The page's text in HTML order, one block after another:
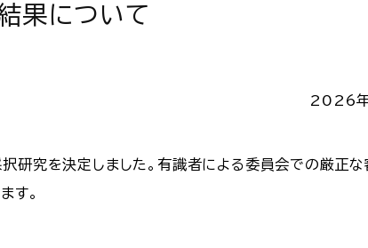
果について
2026
究を決定しました。有識者による委員会での厳正な
す。